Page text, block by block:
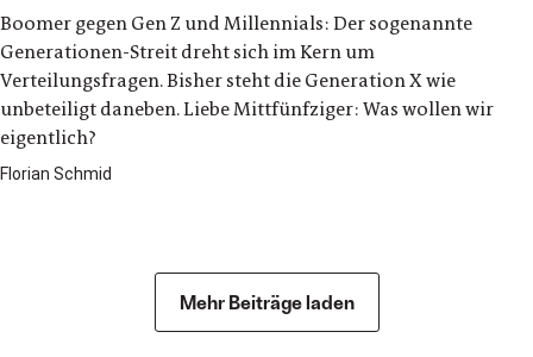
Boomer gegen Gen Z und Millennials: Der sogenannte
Generationen-Streit dreht sich im Kern um
Verteilungsfragen. Bisher steht die Generation X wie
unbeteiligt daneben. Liebe Mittfünfziger: Was wollen wir
eigentlich?
Florian Schmid
Mehr Beiträge laden